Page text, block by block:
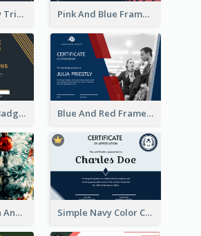
Green And Grey Triangles With Badge Certificate Pink And Blue Frame Company Certificate
Blue And Gold Badge Appreciation Certificate Blue And Red Frame With Photo Certificate
Christmas Santa And Tree Photo Certificate Simple Navy Color Certificate